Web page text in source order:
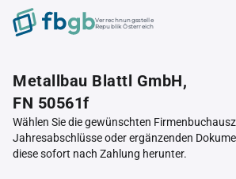
Verrechnungsstelle
Republik Österreich
Metallbau Blattl GmbH,
FN 50561f
Wählen Sie die gewünschten
Jahresabschlüsse oder ergänzenden
diese sofort nach Zahlung herunter.